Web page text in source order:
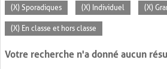
(X) Sporadiques (X) Individuel (X)
(X) En classe et hors classe
Votre recherche n'a donné aucun